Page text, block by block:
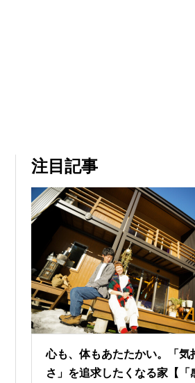
注目記事
心も、体もあたたかい。「気
さ」を追求したくなる家【「